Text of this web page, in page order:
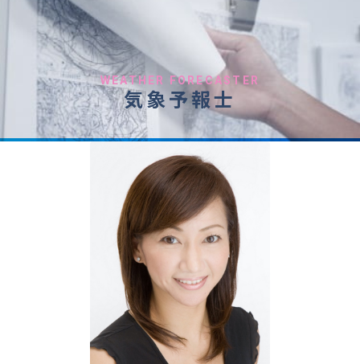
WEATHER FORECASTER
気象予報士